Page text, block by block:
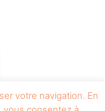
votre navigation. En